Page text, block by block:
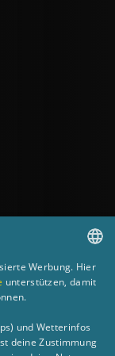
GERMAN
Werbung. Hier
unterstützen, damit
und Wetterinfos
deine Zustimmung